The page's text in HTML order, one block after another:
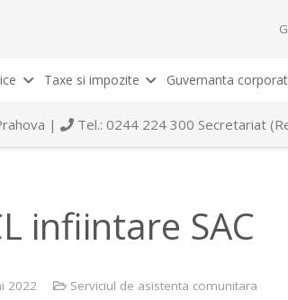
Taxe si impozite Guvernanta
| Tel.: 0244 224 300 Secretariat
infiintare SAC
2022 Serviciul de asistenta comunitara